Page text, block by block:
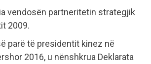
vendosën partneritetin strategjik
2009.
parë të presidentit kinez në
2016, u nënshkrua Deklarata